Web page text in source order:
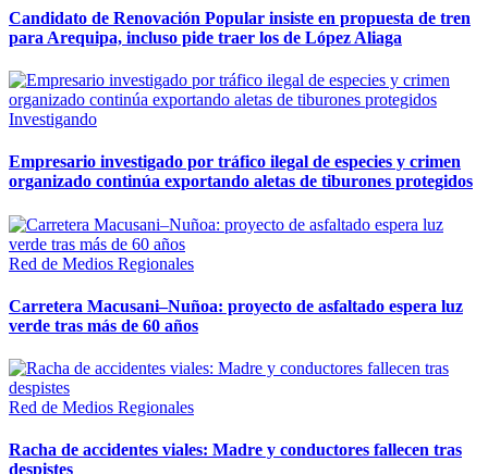
Candidato de Renovación Popular insiste en propuesta de tren
para Arequipa, incluso pide traer los de López Aliaga
Investigando
Empresario investigado por tráfico ilegal de especies y crimen
organizado continúa exportando aletas de tiburones protegidos
Red de Medios Regionales
Carretera Macusani–Nuñoa: proyecto de asfaltado espera luz
verde tras más de 60 años
Red de Medios Regionales
Racha de accidentes viales: Madre y conductores fallecen tras
despistes